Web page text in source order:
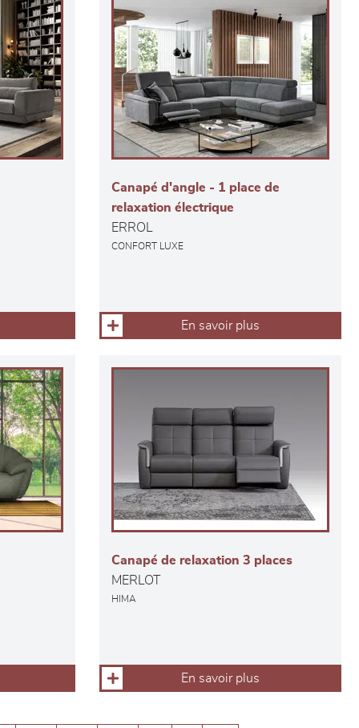
Canapé d'angle - 1 place de
relaxation électrique
ERROL
CONFORT LUXE
En savoir plus
Canapé de relaxation 3 places
MERLOT
HIMA
En savoir plus